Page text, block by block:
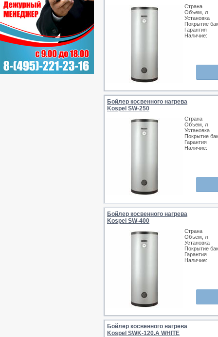
Страна
Объем, л
Установка
Покрытие
Гарантия
Наличие:
Бойлер косвенного нагрева
Kospel SW-250
Страна
Объем, л
Установка
Покрытие
Гарантия
Наличие:
Бойлер косвенного нагрева
Kospel SW-400
Страна
Объем, л
Установка
Покрытие
Гарантия
Наличие:
Бойлер косвенного нагрева
Kospel SWK-120.A WHITE